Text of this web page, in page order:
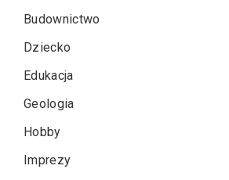
Budownictwo
Dziecko
Edukacja
Geologia
Hobby
Imprezy